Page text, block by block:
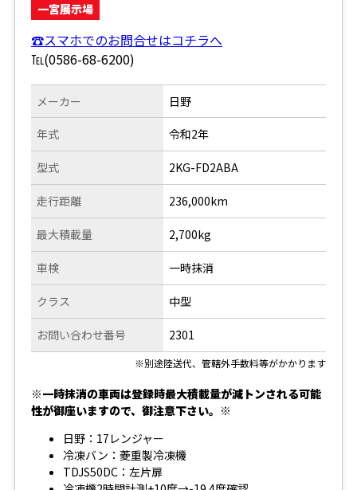
一宮展示場
☎スマホでのお問合せはコチラへ
℡(0586-68-6200)
メーカー
年式
型式
走行距離
日野
令和2年
2KG-FD2ABA
236,000km
最大積載量
車検
クラス
お問い合わせ番号
2,700kg
一時抹消
中型
2301
※別途陸送代、管轄外手数料等がかかります
※一時抹消の車両は登録時最大積載量が減トンされる可能
性が御座いますので、御注意下さい。※
日野：17レンジャー
冷凍バン：菱重製冷凍機
TDJS50DC：左片扉